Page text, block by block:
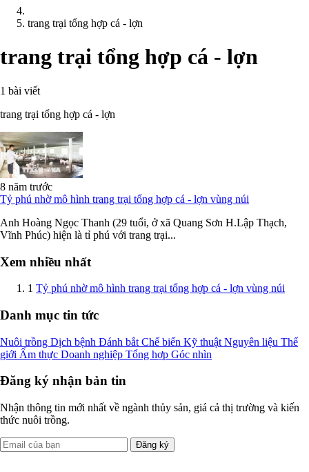
trang trại tổng hợp cá - lợn
trang trại tổng hợp cá - lợn
1 bài viết
trang trại tổng hợp cá - lợn
8 năm trước
Tỷ phú nhờ mô hình trang trại tổng hợp cá - lợn vùng núi
Anh Hoàng Ngọc Thanh (29 tuổi, ở xã Quang Sơn H.Lập Thạch,
Vĩnh Phúc) hiện là tỉ phú với trang trại...
Xem nhiều nhất
1 Tỷ phú nhờ mô hình trang trại tổng hợp cá - lợn vùng núi
Danh mục tin tức
Nuôi trồng Dịch bệnh Đánh bắt Chế biến Kỹ thuật Nguyên liệu Thế
giới Ẩm thực Doanh nghiệp Tổng hợp Góc nhìn
Đăng ký nhận bản tin
Nhận thông tin mới nhất về ngành thủy sản, giá cả thị trường và kiến
thức nuôi trồng.
Đăng ký